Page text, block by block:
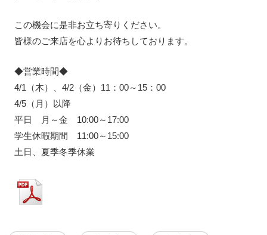
この機会に是非お立ち寄りください。
皆様のご来店を心よりお待ちしております。
◆営業時間◆
4/1（木）、4/2（金）11：00～15：00
4/5（月）以降
平日 月～金 10:00～17:00
学生休暇期間 11:00～15:00
土日、夏季冬季休業